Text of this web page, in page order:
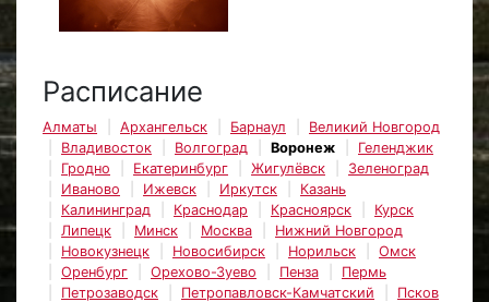
Расписание
Алматы Архангельск Барнаул
Великий Новгород
Владивосток
Волгоград Воронеж
Геленджик
Гродно
Екатеринбург Жигулёвск
Зеленоград
Иваново
Ижевск Иркутск
Казань
Калининград
Краснодар Красноярск
Курск
Липецк
Минск Москва
Нижний Новгород
Новокузнецк
Новосибирск Норильск
Омск
Оренбург
Орехово-Зуево Пенза
Пермь
Петрозаводск
Петропавловск-Камчатский
Псков